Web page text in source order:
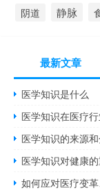
阴道 静脉
最新文章
医学知识是什么
医学知识在医疗
医学知识的来源
医学知识对健康
如何应对医疗变